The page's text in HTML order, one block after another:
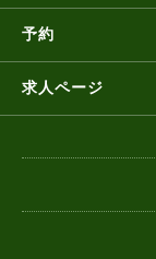
予約
求人ページ